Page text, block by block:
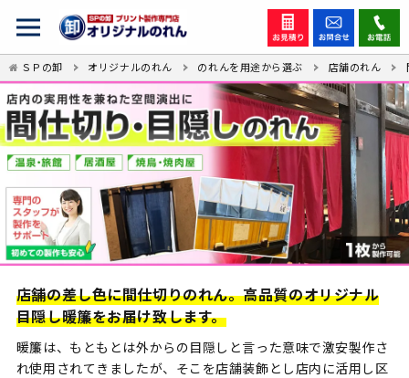
ＳＰの卸 オリジナルのれん のれんを用途から選ぶ 店舗のれん
店舗の差し色に間仕切りのれん。高品質のオリジナル
目隠し暖簾をお届け致します。
暖簾は、もともとは外からの目隠しと言った意味で激安製作さ
れ使用されてきましたが、そこを店舗装飾とし店内に活用し区